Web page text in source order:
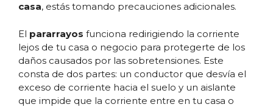
casa, estás tomando precauciones adicionales.
El pararrayos funciona redirigiendo la corriente
lejos de tu casa o negocio para protegerte de los
daños causados por las sobretensiones. Este
consta de dos partes: un conductor que desvía el
exceso de corriente hacia el suelo y un aislante
que impide que la corriente entre en tu casa o